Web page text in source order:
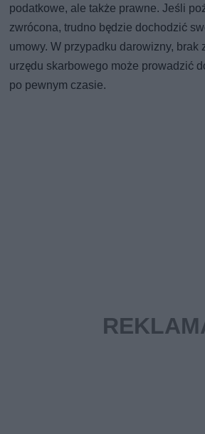
podatkowe, ale także prawne. Jeśli
zwrócona, trudno będzie dochodzić
umowy. W przypadku darowizny, brak
urzędu skarbowego może prowadzić
po pewnym czasie.